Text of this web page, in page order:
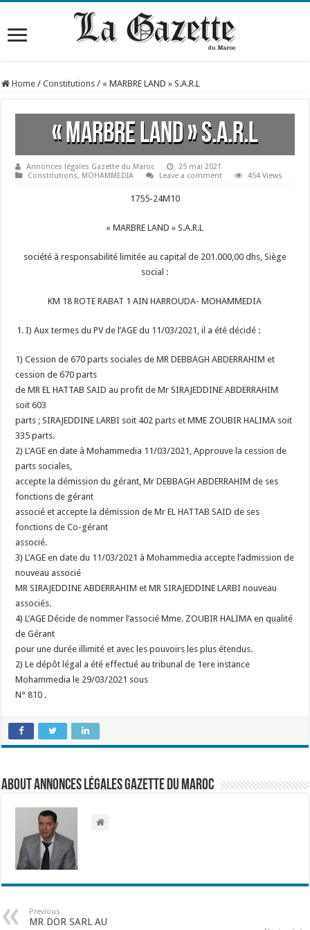
Home / Constitutions / « MARBRE LAND » S.A.R.L
« MARBRE LAND » S.A.R.L
Annonces légales Gazette du Maroc
25 mai 2021
Constitutions, MOHAMMEDIA Leave a comment 454 Views
1755-24M10
« MARBRE LAND » S.A.R.L
société à responsabilité limitée au capital de 201.000,00 dhs, Siège
social :
KM 18 ROTE RABAT 1 AIN HARROUDA- MOHAMMEDIA
I) Aux termes du PV de l’AGE du 11/03/2021, il a été décidé :
1) Cession de 670 parts sociales de MR DEBBAGH ABDERRAHIM et
cession de 670 parts
de MR EL HATTAB SAID au profit de Mr SIRAJEDDINE ABDERRAHIM
soit 603
parts ; SIRAJEDDINE LARBI soit 402 parts et MME ZOUBIR HALIMA soit
335 parts.
2) L’AGE en date à Mohammedia 11/03/2021, Approuve la cession de
parts sociales,
accepte la démission du gérant, Mr DEBBAGH ABDERRAHIM de ses
fonctions de gérant
associé et accepte la démission de Mr EL HATTAB SAID de ses
fonctions de Co-gérant
associé.
3) L’AGE en date du 11/03/2021 à Mohammedia accepte l’admission de
nouveau associé
MR SIRAJEDDINE ABDERRAHIM et MR SIRAJEDDINE LARBI nouveau
associés.
4) L’AGE Décide de nommer l’associé Mme. ZOUBIR HALIMA en qualité
de Gérant
pour une durée illimité et avec les pouvoirs les plus étendus.
2) Le dépôt légal a été effectué au tribunal de 1ere instance
Mohammedia le 29/03/2021 sous
N° 810 .
About Annonces légales Gazette du Maroc
Previous
MR DOR SARL AU